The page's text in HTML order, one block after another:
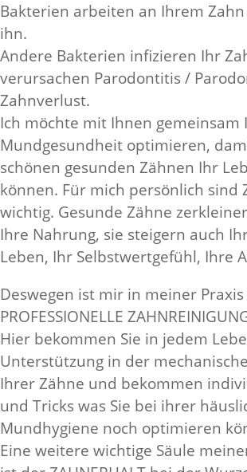
Bakterien arbeiten an Ihrem
ihn.
Andere Bakterien infizieren Ihr
verursachen Parodontitis /
Zahnverlust.
Ich möchte mit Ihnen gemeinsam
Mundgesundheit optimieren,
schönen gesunden Zähnen Ihr
können. Für mich persönlich sind
wichtig. Gesunde Zähne
Ihre Nahrung, sie steigern auch
Leben, Ihr Selbstwertgefühl, Ihre
Deswegen ist mir in meiner
PROFESSIONELLE
Hier bekommen Sie in jedem
Unterstützung in der
Ihrer Zähne und bekommen
und Tricks was Sie bei ihrer
Mundhygiene noch optimieren
Eine weitere wichtige Säule